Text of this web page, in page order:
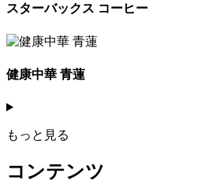
スターバックス コーヒー
健康中華 青蓮
もっと見る
コンテンツ